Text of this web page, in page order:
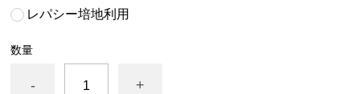
レパシー培地利用
数量
- +